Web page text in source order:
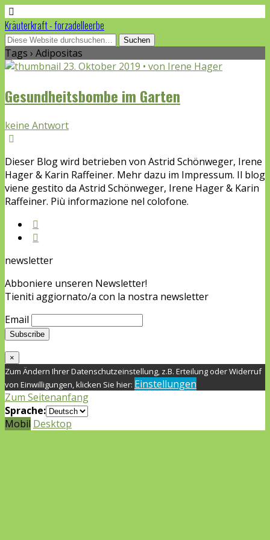
Kräuterkraft - forzadelleerbe
Tags › Adipositas
23. Oktober 2019 • von Irene Hager
Gesundheitsbombe im Garten
keine Antwort
Dieser Blog wird betrieben von Astrid Schönweger, Irene
Hager & Karin Raffeiner. Mehr dazu im Impressum. Il blog
viene gestito da Astrid Schönweger, Irene Hager & Karin
Raffeiner. Più informazione nel colofone.
newsletter
Abboniere unseren Newsletter!
Tieniti aggiornato/a con la nostra newsletter
Email
×
Zum Ändern Ihrer Datenschutzeinstellung, z.B. Erteilung oder Widerruf
von Einwilligungen, klicken Sie hier: Einstellungen
Zum Seitenanfang
Sprache:
Mobil Desktop